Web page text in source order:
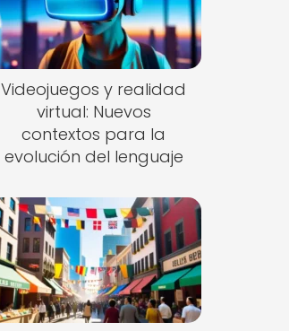
Videojuegos y realidad
virtual: Nuevos
contextos para la
evolución del lenguaje